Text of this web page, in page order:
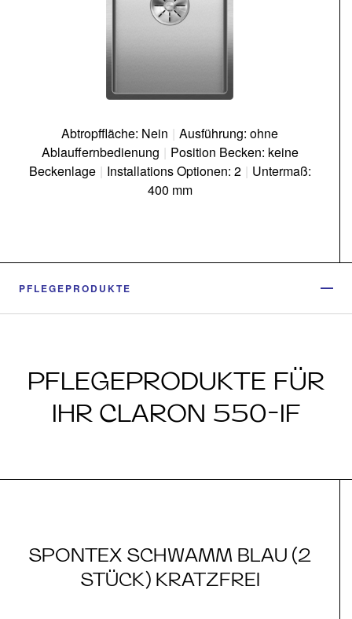
Abtropffläche: Nein | Ausführung: ohne
Ablauffernbedienung | Position Becken: keine
Beckenlage | Installations Optionen: 2 | Untermaß:
400 mm
PFLEGEPRODUKTE
PFLEGEPRODUKTE FÜR
IHR CLARON 550-IF
SPONTEX SCHWAMM BLAU (2
STÜCK) KRATZFREI